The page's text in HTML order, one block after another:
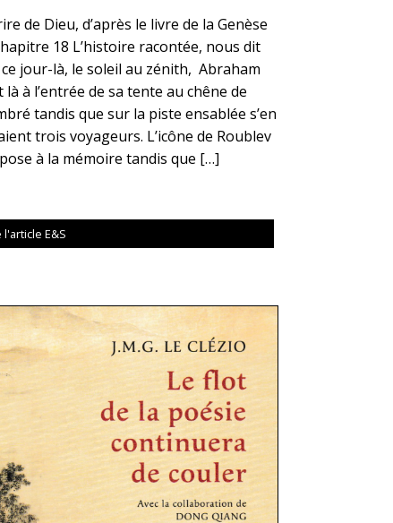
de Dieu, d’après le livre de la Genèse
18 L’histoire racontée, nous dit
jour-là, le soleil au zénith, Abraham
là à l’entrée de sa tente au chêne de
tandis que sur la piste ensablée s’en
trois voyageurs. L’icône de Roublev
à la mémoire tandis que […]
l'article E&S